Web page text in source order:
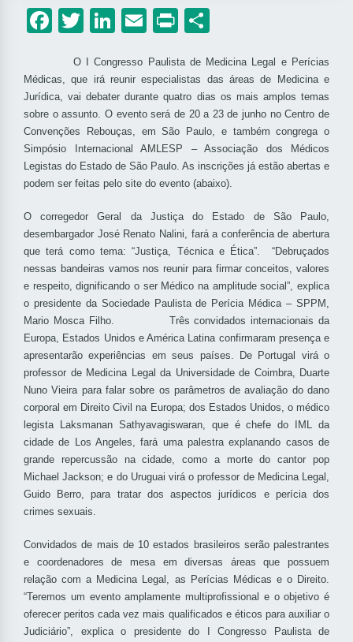
Facebook
Twitter
LinkedIn
Email
Print
O I Congresso Paulista de Medicina Legal e Perícias
Médicas, que irá reunir especialistas das áreas de Medicina e
Jurídica, vai debater durante quatro dias os mais amplos temas
sobre o assunto. O evento será de 20 a 23 de junho no Centro de
Convenções Rebouças, em São Paulo, e também congrega o
Simpósio Internacional AMLESP – Associação dos Médicos
Legistas do Estado de São Paulo. As inscrições já estão abertas e
podem ser feitas pelo site do evento (abaixo).
O corregedor Geral da Justiça do Estado de São Paulo,
desembargador José Renato Nalini, fará a conferência de abertura
que terá como tema: “Justiça, Técnica e Ética”. “Debruçados
nessas bandeiras vamos nos reunir para firmar conceitos, valores
e respeito, dignificando o ser Médico na amplitude social”, explica
o presidente da Sociedade Paulista de Perícia Médica – SPPM,
Mario Mosca Filho. Três convidados internacionais da
Europa, Estados Unidos e América Latina confirmaram presença e
apresentarão experiências em seus países. De Portugal virá o
professor de Medicina Legal da Universidade de Coimbra, Duarte
Nuno Vieira para falar sobre os parâmetros de avaliação do dano
corporal em Direito Civil na Europa; dos Estados Unidos, o médico
legista Laksmanan Sathyavagiswaran, que é chefe do IML da
cidade de Los Angeles, fará uma palestra explanando casos de
grande repercussão na cidade, como a morte do cantor pop
Michael Jackson; e do Uruguai virá o professor de Medicina Legal,
Guido Berro, para tratar dos aspectos jurídicos e perícia dos
crimes sexuais.
Convidados de mais de 10 estados brasileiros serão palestrantes
e coordenadores de mesa em diversas áreas que possuem
relação com a Medicina Legal, as Perícias Médicas e o Direito.
“Teremos um evento amplamente multiprofissional e o objetivo é
oferecer peritos cada vez mais qualificados e éticos para auxiliar o
Judiciário”, explica o presidente do I Congresso Paulista de